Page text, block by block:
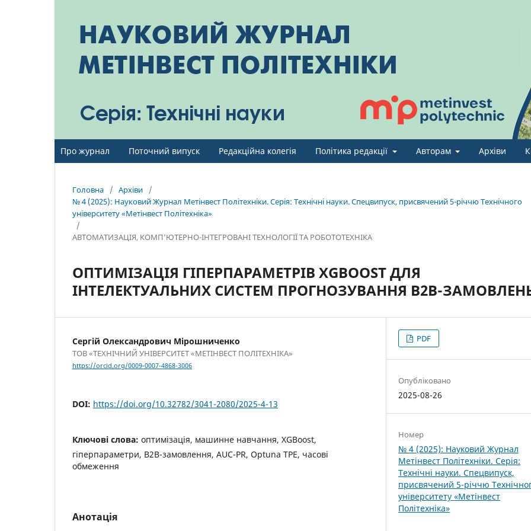
Про журнал Поточний випуск Редакційна колегія Політика редакції Авторам Архіви
Головна / Архіви
/
№ 4 (2025): Науковий Журнал Метінвест Політехніки. Серія: Технічні науки. Спецвипуск, присвячений 5-річчю Технічного
університету «Метінвест Політехніка»
/
АВТОМАТИЗАЦІЯ, КОМП’ЮТЕРНО-ІНТЕГРОВАНІ ТЕХНОЛОГІЇ ТА РОБОТОТЕХНІКА
ОПТИМІЗАЦІЯ ГІПЕРПАРАМЕТРІВ XGBOOST ДЛЯ
ІНТЕЛЕКТУАЛЬНИХ СИСТЕМ ПРОГНОЗУВАННЯ B2B-
Сергій Олександрович Мірошниченко
ТОВ «ТЕХНІЧНИЙ УНІВЕРСИТЕТ «МЕТІНВЕСТ ПОЛІТЕХНІКА»
https://orcid.org/0009-0007-4868-3006
DOI: https://doi.org/10.32782/3041-2080/2025-4-13
Ключові слова: оптимізація, машинне навчання, XGBoost,
гіперпараметри, B2B-замовлення, AUC-PR, Optuna TPE, часові
обмеження
Анотація
PDF
Опубліковано
2025-08-26
Номер
№ 4 (2025): Науковий Журнал
Метінвест Політехніки. Серія:
Технічні науки. Спецвипуск,
присвячений 5-річчю
університету «Метінвест
Політехніка»